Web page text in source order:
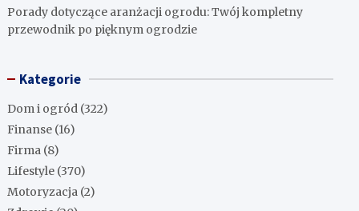
Porady dotyczące aranżacji ogrodu: Twój kompletny
przewodnik po pięknym ogrodzie
Kategorie
Dom i ogród (322)
Finanse (16)
Firma (8)
Lifestyle (370)
Motoryzacja (2)